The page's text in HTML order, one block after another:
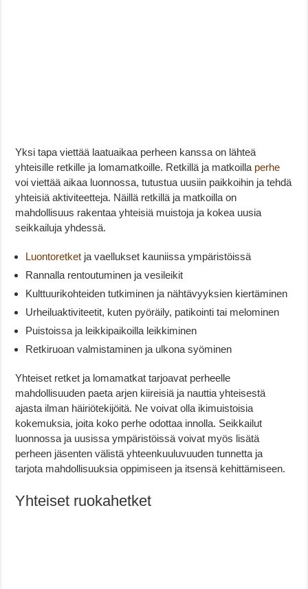
Yksi tapa viettää laatuaikaa perheen kanssa on lähteä
yhteisille retkille ja lomamatkoille. Retkillä ja matkoilla perhe
voi viettää aikaa luonnossa, tutustua uusiin paikkoihin ja tehdä
yhteisiä aktiviteetteja. Näillä retkillä ja matkoilla on
mahdollisuus rakentaa yhteisiä muistoja ja kokea uusia
seikkailuja yhdessä.
Luontoretket ja vaellukset kauniissa ympäristöissä
Rannalla rentoutuminen ja vesileikit
Kulttuurikohteiden tutkiminen ja nähtävyyksien kiertäminen
Urheiluaktiviteetit, kuten pyöräily, patikointi tai melominen
Puistoissa ja leikkipaikoilla leikkiminen
Retkiruoan valmistaminen ja ulkona syöminen
Yhteiset retket ja lomamatkat tarjoavat perheelle
mahdollisuuden paeta arjen kiireisiä ja nauttia yhteisestä
ajasta ilman häiriötekijöitä. Ne voivat olla ikimuistoisia
kokemuksia, joita koko perhe odottaa innolla. Seikkailut
luonnossa ja uusissa ympäristöissä voivat myös lisätä
perheen jäsenten välistä yhteenkuuluvuuden tunnetta ja
tarjota mahdollisuuksia oppimiseen ja itsensä kehittämiseen.
Yhteiset ruokahetket